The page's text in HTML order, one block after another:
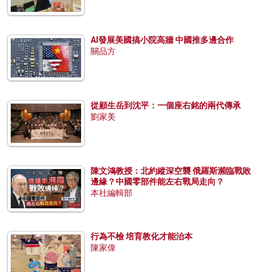
AI發展美國搞小院高牆 中國推多邊合作
關品方
從顧生岳到沈平：一個座右銘的兩代傳承
劉家美
陳文鴻教授：北約縱深空襲 俄羅斯瀕臨戰敗
邊緣？中國零部件能左右戰局走向？
本社編輯部
行為不檢 培育教化才能治本
陳家偉